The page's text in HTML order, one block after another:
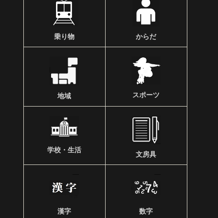
乗り物 からだ
地域 スポーツ
学校・生活
文房具
漢字 数字